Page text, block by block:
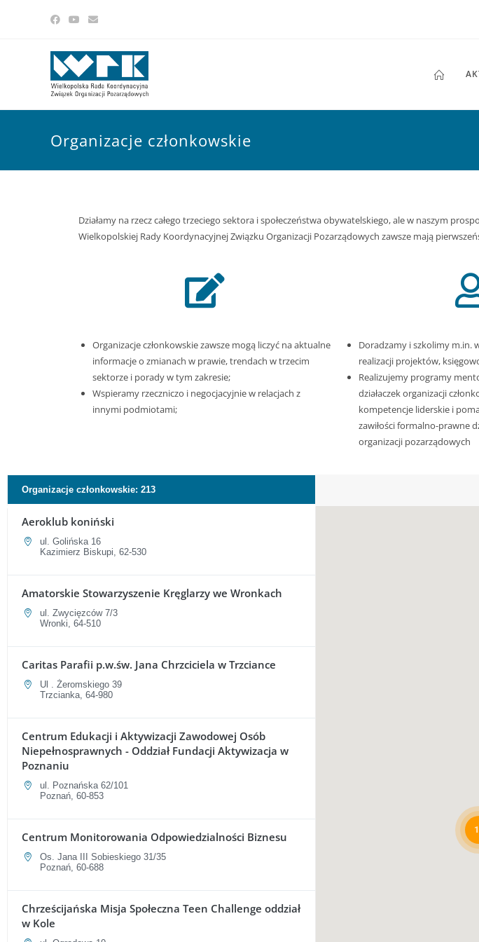
Organizacje członkowskie
Działamy na rzecz całego trzeciego sektora i społeczeństwa obywatelskiego, ale w naszym
Wielkopolskiej Rady Koordynacyjnej Związku Organizacji Pozarządowych zawsze mają
Organizacje członkowskie zawsze mogą liczyć na aktualne
informacje o zmianach w prawie, trendach w trzecim
sektorze i porady w tym zakresie;
Wspieramy rzeczniczo i negocjacyjnie w relacjach z
innymi podmiotami;
Doradzamy i szkolimy m.in.
realizacji projektów,
Realizujemy programy
działaczek organizacji
kompetencje liderskie i
zawiłości formalno-prawne
organizacji pozarządowych
Organizacje członkowskie: 213
Aeroklub koniński
ul. Golińska 16
Kazimierz Biskupi, 62-530
Amatorskie Stowarzyszenie Kręglarzy we Wronkach
ul. Zwycięzców 7/3
Wronki, 64-510
Caritas Parafii p.w.św. Jana Chrzciciela w Trzciance
Ul . Żeromskiego 39
Trzcianka, 64-980
Centrum Edukacji i Aktywizacji Zawodowej Osób
Niepełnosprawnych - Oddział Fundacji Aktywizacja w
Poznaniu
ul. Poznańska 62/101
Poznań, 60-853
Centrum Monitorowania Odpowiedzialności Biznesu
Os. Jana III Sobieskiego 31/35
Poznań, 60-688
Chrześcijańska Misja Społeczna Teen Challenge oddział
w Kole